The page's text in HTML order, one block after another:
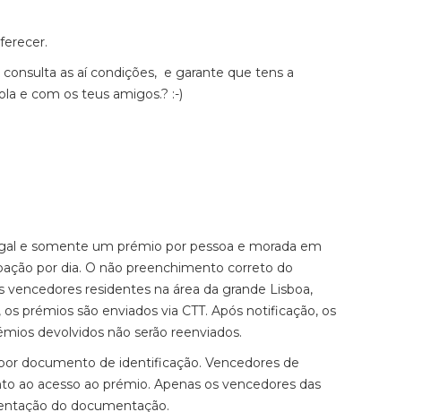
as aí condições, e garante que tens a
e com os teus amigos.? :-)
e somente um prémio por pessoa e morada em
por dia. O não preenchimento correto do
residentes na área da grande Lisboa,
prémios são enviados via CTT. Após notificação, os
devolvidos não serão reenviados.
documento de identificação. Vencedores de
ao acesso ao prémio. Apenas os vencedores das
do documentação.